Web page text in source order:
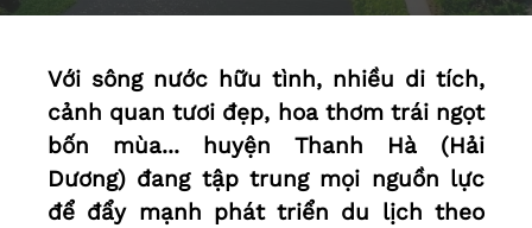
Với sông nước hữu tình, nhiều di tích,
cảnh quan tươi đẹp, hoa thơm trái ngọt
bốn mùa... huyện Thanh Hà (Hải
Dương) đang tập trung mọi nguồn lực
để đẩy mạnh phát triển du lịch theo